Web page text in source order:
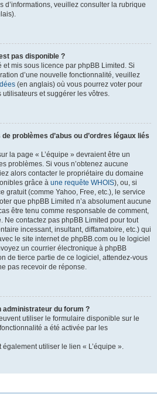
d’informations, veuillez consulter la rubrique
pas disponible ?
mis sous licence par phpBB Limited. Si
d’une nouvelle fonctionnalité, veuillez
(en anglais) où vous pourrez voter pour
utilisateurs et suggérer les vôtres.
problèmes d’abus ou d’ordres légaux liés
la page « L’équipe » devraient être un
problèmes. Si vous n’obtenez aucune
alors contacter le propriétaire du domaine
grâce à une requête WHOIS), ou, si
gratuit (comme Yahoo, Free, etc.), le service
que phpBB Limited n’a absolument aucune
être tenu comme responsable de comment,
Ne contactez pas phpBB Limited pour tout
incessant, insultant, diffamatoire, etc.) qui
le site internet de phpBB.com ou le logiciel
un courrier électronique à phpBB
de tierce partie de ce logiciel, attendez-vous
pas recevoir de réponse.
administrateur du forum ?
utiliser le formulaire disponible sur le
a été activée par les
utiliser le lien « L’équipe ».